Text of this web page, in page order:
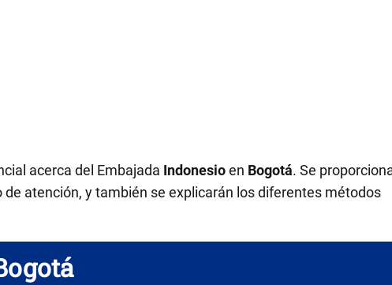
acerca del Embajada Indonesioen Bogotá. Se
atención, y también se explicarán los diferentes métodos